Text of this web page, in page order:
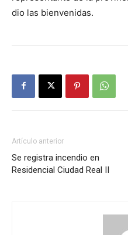
dio las bienvenidas.
Artículo anterior
Se registra incendio en
Residencial Ciudad Real II